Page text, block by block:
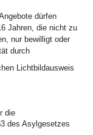
dürfen
Jahren, die nicht zu
nur bewilligt oder
durch
Lichtbildausweis
die
des Asylgesetzes